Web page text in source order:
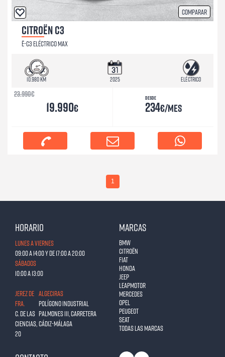
Comparar
CITROËN C3
Ë-C3 ELÉCTRICO MAX
10.980 km 2025 Eléctrico
23.990€
19.990€
Desde
234€/mes
1
Horario
Lunes a Viernes
09:00 a 14:00 y de 17:00 a 20:00
Sábados
10:00 a 13:00
JEREZ DE
FRA.
C. de las
Ciencias,
20
ALGECIRAS
Polígono Industrial
Palmones III, Carretera
Cádiz-Málaga
Marcas
BMW
Citroën
Fiat
Honda
Jeep
Leapmotor
Mercedes
Opel
Peugeot
Seat
Todas las marcas